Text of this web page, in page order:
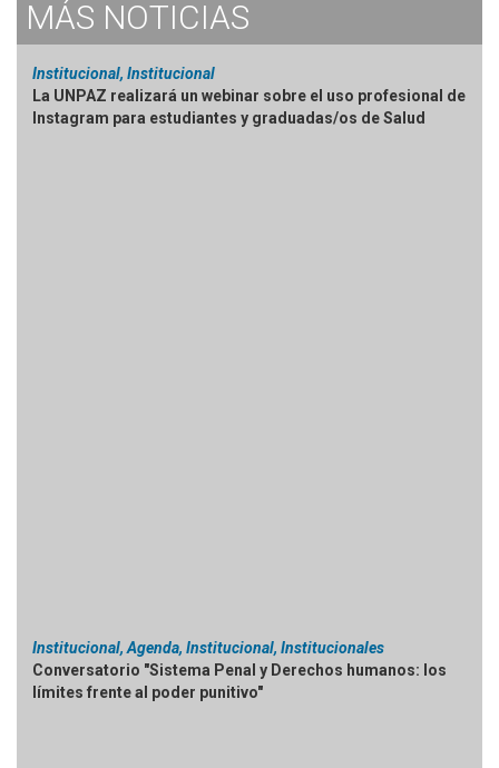
MÁS NOTICIAS
Institucional, Institucional
La UNPAZ realizará un webinar sobre el uso profesional de
Instagram para estudiantes y graduadas/os de Salud
Institucional, Agenda, Institucional, Institucionales
Conversatorio "Sistema Penal y Derechos humanos: los
límites frente al poder punitivo"